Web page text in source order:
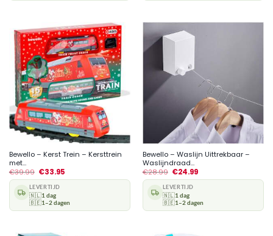
Bewello – Kerst Trein – Kersttrein
met...
€39.99 €33.95
LEVERTIJD
🇳🇱1 dag
🇧🇪1–2 dagen
Bewello – Waslijn Uittrekbaar –
Waslijndraad...
€28.99 €24.99
LEVERTIJD
🇳🇱1 dag
🇧🇪1–2 dagen